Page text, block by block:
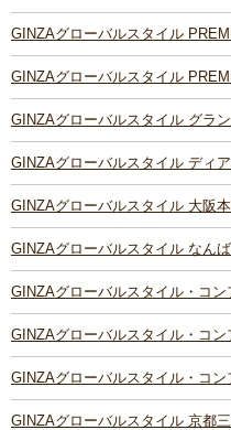
GINZAグローバルスタイル
GINZAグローバルスタイル
GINZAグローバルスタイル グラ
GINZAグローバルスタイル ディ
GINZAグローバルスタイル 大阪
GINZAグローバルスタイル なん
GINZAグローバルスタイル・コ
GINZAグローバルスタイル・コ
GINZAグローバルスタイル・コ
GINZAグローバルスタイル 京都